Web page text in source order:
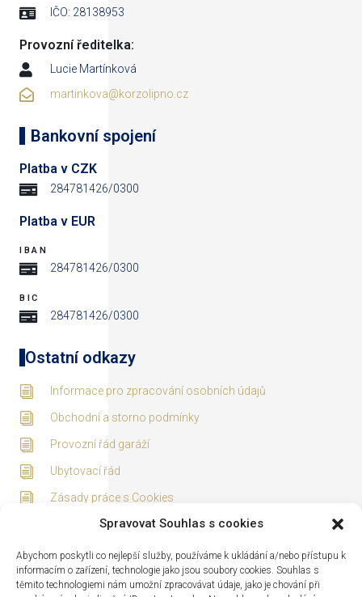
Spravovat Souhlas s cookies
Abychom poskytli co nejlepší služby, používáme k ukládání a/nebo přístupu k
informacím o zařízení, technologie jako jsou soubory cookies. Souhlas s
těmito technologiemi nám umožní zpracovávat údaje, jako je chování při
IČO: 28138953
Provozní ředitelka:
Lucie Martínková
martinkova@korzolipno.cz
Bankovní spojení
Platba v CZK
284781426/0300
Platba v EUR
IBAN
284781426/0300
BIC
284781426/0300
Ostatní odkazy
Informace pro zpracování osobních údajů
Obchodní a storno podmínky
Provozní řád garáží
Ubytovací řád
Zásady práce s Cookies